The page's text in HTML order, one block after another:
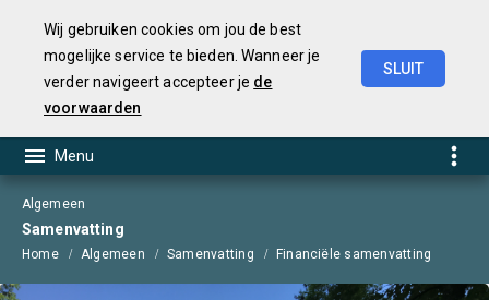
Wij gebruiken cookies om jou de best
mogelijke service te bieden. Wanneer je
verder navigeert accepteer je de
voorwaarden
SLUIT
Algemeen
Samenvatting
Home Algemeen Samenvatting Financiële samenvatting